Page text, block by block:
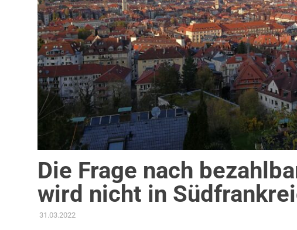
Die Frage nach
wird nicht in
31.03.2022ADMIN
AKTUELLES